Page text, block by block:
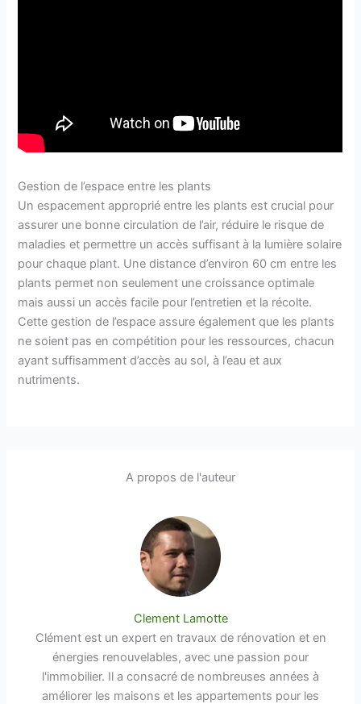
Gestion de l’espace entre les plants
Un espacement approprié entre les plants est crucial pour
assurer une bonne circulation de l’air, réduire le risque de
maladies et permettre un accès suffisant à la lumière solaire
pour chaque plant. Une distance d’environ 60 cm entre les
plants permet non seulement une croissance optimale
mais aussi un accès facile pour l’entretien et la récolte.
Cette gestion de l’espace assure également que les plants
ne soient pas en compétition pour les ressources, chacun
ayant suffisamment d’accès au sol, à l’eau et aux
nutriments.
A propos de l'auteur
Clement Lamotte
Clément est un expert en travaux de rénovation et en
énergies renouvelables, avec une passion pour
l'immobilier. Il a consacré de nombreuses années à
améliorer les maisons et les appartements pour les